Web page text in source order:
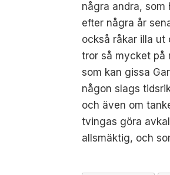
några andra,
efter några år
också råkar illa ut
tror så mycket på
som kan gissa
någon slags
och även om
tvingas göra
allsmäktig, och